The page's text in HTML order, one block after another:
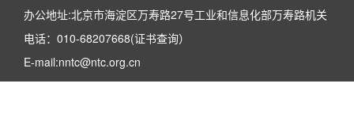
办公地址:北京市海淀区万寿路27号工业和信息化部万寿路机关
电话：010-68207668(证书查询）
E-mail:nntc@ntc.org.cn